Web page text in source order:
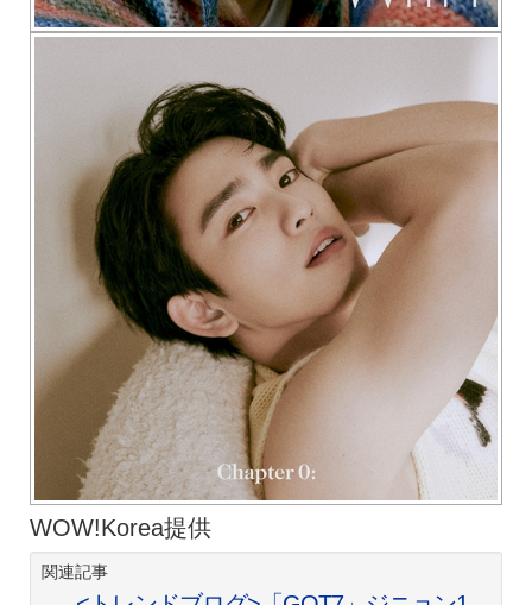
WOW!Korea提供
関連記事